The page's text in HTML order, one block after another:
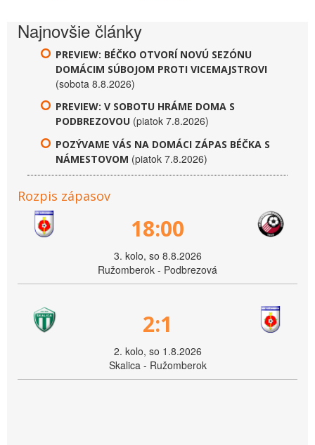
Najnovšie články
PREVIEW: BÉČKO OTVORÍ NOVÚ SEZÓNU
DOMÁCIM SÚBOJOM PROTI VICEMAJSTROVI
(sobota 8.8.2026)
PREVIEW: V SOBOTU HRÁME DOMA S
PODBREZOVOU (piatok 7.8.2026)
POZÝVAME VÁS NA DOMÁCI ZÁPAS BÉČKA S
NÁMESTOVOM (piatok 7.8.2026)
Rozpis zápasov
18:00
3. kolo, so 8.8.2026
Ružomberok - Podbrezová
2:1
2. kolo, so 1.8.2026
Skalica - Ružomberok